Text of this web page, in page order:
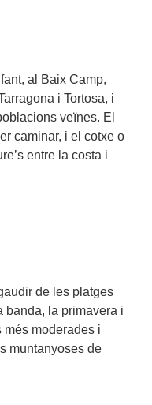
al Baix Camp,
i Tortosa, i
veïnes. El
caminar, i el cotxe o
entre la costa i
de les platges
banda, la primavera i
més moderades i
muntanyoses de